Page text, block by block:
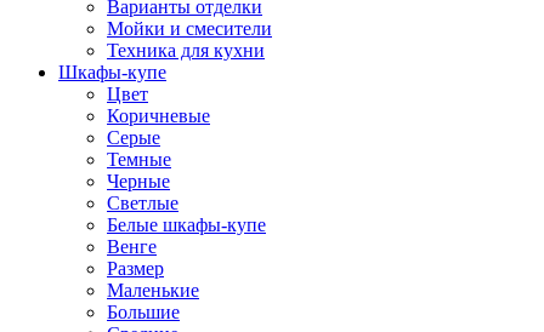
Варианты отделки
Мойки и смесители
Техника для кухни
Шкафы-купе
Цвет
Коричневые
Серые
Темные
Черные
Светлые
Белые шкафы-купе
Венге
Размер
Маленькие
Большие